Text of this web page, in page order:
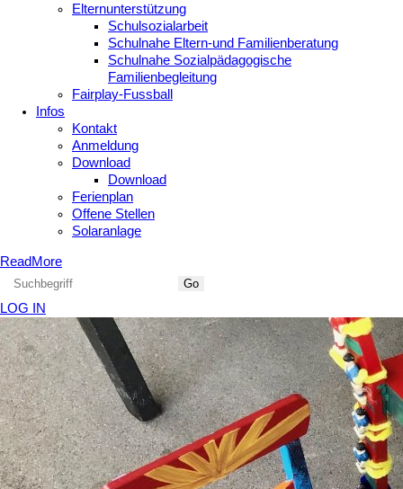
Elternunterstützung
Schulsozialarbeit
Schulnahe Eltern-und Familienberatung
Schulnahe Sozialpädagogische
Familienbegleitung
Fairplay-Fussball
Infos
Kontakt
Anmeldung
Download
Download
Ferienplan
Offene Stellen
Solaranlage
ReadMore
LOG IN